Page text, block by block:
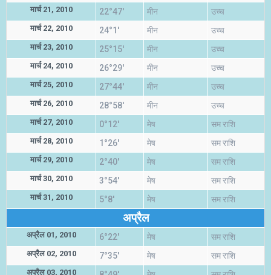
मार्च 21, 2010 22°47' मीन उच्च
मार्च 22, 2010 24°1' मीन उच्च
मार्च 23, 2010 25°15' मीन उच्च
मार्च 24, 2010 26°29' मीन उच्च
मार्च 25, 2010 27°44' मीन उच्च
मार्च 26, 2010 28°58' मीन उच्च
मार्च 27, 2010 0°12' मेष सम राशि
मार्च 28, 2010 1°26' मेष सम राशि
मार्च 29, 2010 2°40' मेष सम राशि
मार्च 30, 2010 3°54' मेष सम राशि
मार्च 31, 2010 5°8' मेष सम राशि
अप्रैल
अप्रैल 01, 2010 6°22' मेष सम राशि
अप्रैल 02, 2010 7°35' मेष सम राशि
अप्रैल 03, 2010